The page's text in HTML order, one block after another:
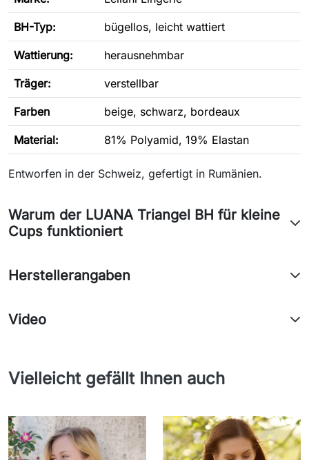
BH-Typ: bügellos, leicht wattiert
Wattierung: herausnehmbar
Träger: verstellbar
Farben beige, schwarz, bordeaux
Material: 81% Polyamid, 19% Elastan
Entworfen in der Schweiz, gefertigt in Rumänien.
Warum der LUANA Triangel BH für kleine
Cups funktioniert
Herstellerangaben
Video
Vielleicht gefällt Ihnen auch